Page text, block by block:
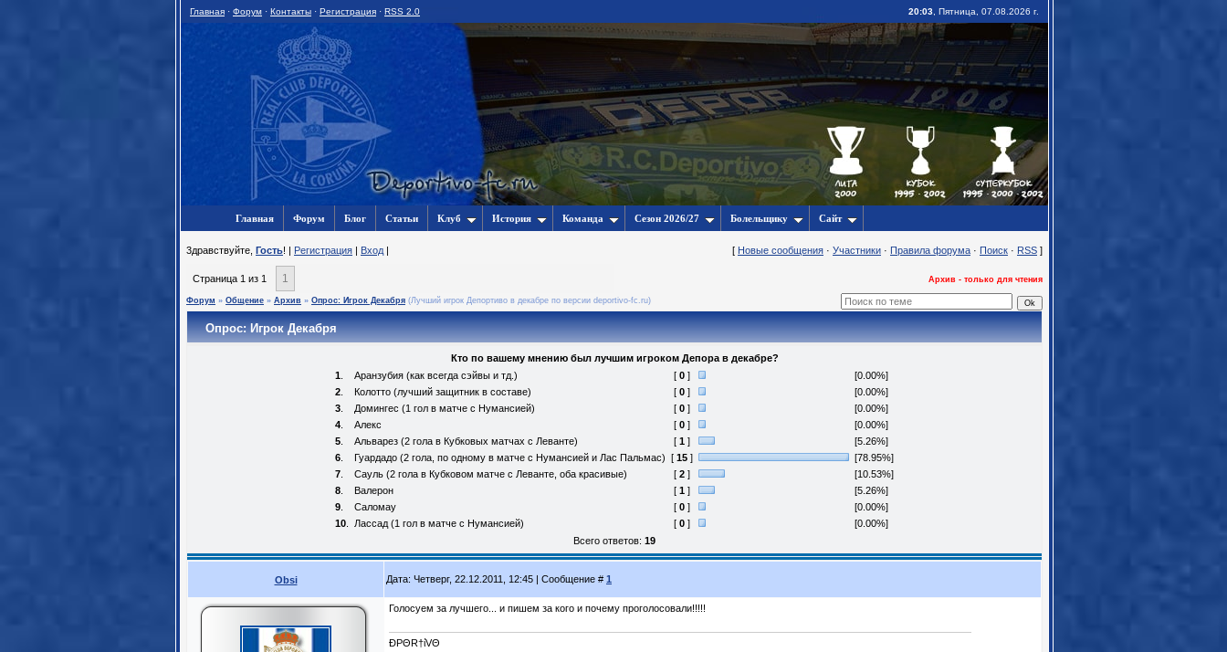
Главная · Форум · Контакты · Регистрация · RSS 2.0 20:03 , Пятница, 07.08.2026 г.
Главная Форум Блог Статьи Клуб История Команда Сезон 2026/27 Болельщику Сайт
3дравствуйте, Гость! | Регистрация | Вход | [ Новые сообщения · Участники · Правила форума · Поиск · RSS ]
Страница 1 из 1 1 Архив - только для чтения
Форум » Общение » Архив » Опрос: Игрок Декабря (Лучший игрок Депортиво в декабре по версии deportivo-fc.ru)
Опрос: Игрок Декабря
Кто по вашему мнению был лучшим игроком Депора в декабре?
1
Аранзубия (как всегда сэйвы и тд.) [ 0 ]
[0.00%]
2
Колотто (лучший защитник в составе) [ 0 ]
[0.00%]
3
Домингес (1 гол в матче с Нумансией) [ 0 ]
[0.00%]
4
Алекс [ 0 ]
[0.00%]
5
Альварез (2 гола в Кубковых матчах с Леванте) [ 1 ]
[5.26%]
6
Гуардадо (2 гола, по одному в матче с Нумансией и Лас Пальмас) [ 15 ]
[78.95%]
7
Сауль (2 гола в Кубковом матче с Леванте, оба красивые) [ 2 ]
[10.53%]
8
Валерон [ 1 ]
[5.26%]
9
Саломау [ 0 ]
[0.00%]
10
Лассад (1 гол в матче с Нумансией) [ 0 ]
[0.00%]
Всего ответов: 19
Obsi Дата: Четверг, 22.12.2011, 12:45 | Сообщение # 1
Голосуем за лучшего... и пишем за кого и почему проголосовали!!!!!
ĐPΘR†ίVΘ